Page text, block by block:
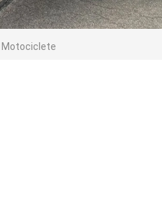
Motociclete